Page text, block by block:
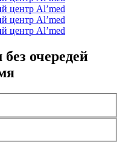
очередей